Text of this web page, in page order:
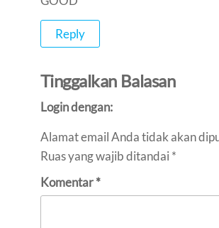
Reply
Tinggalkan Balasan
Login dengan:
Alamat email Anda tidak akan
Ruas yang wajib ditandai *
Komentar*